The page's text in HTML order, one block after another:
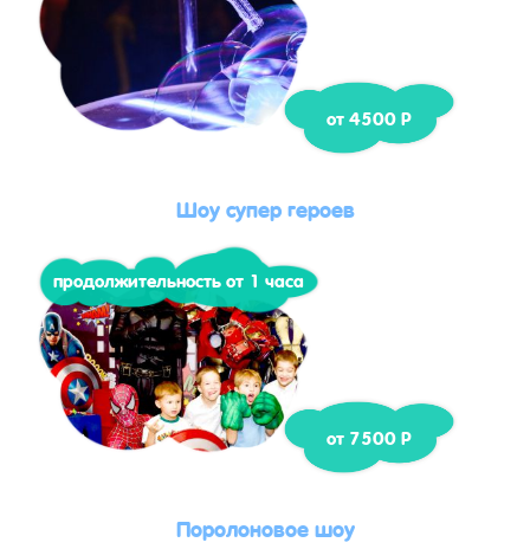
от 4500 Р
Шоу супер героев
продолжительность от 1 часа
от 7500 Р
Поролоновое шоу